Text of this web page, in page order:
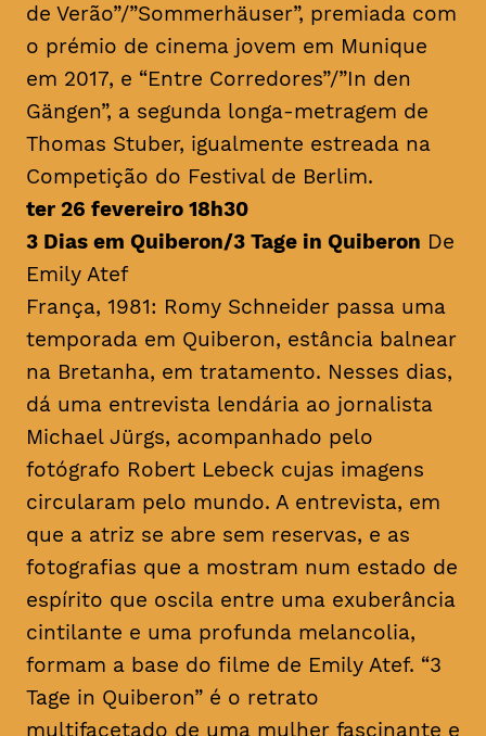
de Verão”/”Sommerhäuser”, premiada com
o prémio de cinema jovem em Munique
em 2017, e “Entre Corredores”/”In den
Gängen”, a segunda longa-metragem de
Thomas Stuber, igualmente estreada na
Competição do Festival de Berlim.
ter 26 fevereiro 18h30
3 Dias em Quiberon/3 Tage in Quiberon De
Emily Atef
França, 1981: Romy Schneider passa uma
temporada em Quiberon, estância balnear
na Bretanha, em tratamento. Nesses dias,
dá uma entrevista lendária ao jornalista
Michael Jürgs, acompanhado pelo
fotógrafo Robert Lebeck cujas imagens
circularam pelo mundo. A entrevista, em
que a atriz se abre sem reservas, e as
fotografias que a mostram num estado de
espírito que oscila entre uma exuberância
cintilante e uma profunda melancolia,
formam a base do filme de Emily Atef. “3
Tage in Quiberon” é o retrato
multifacetado de uma mulher fascinante e